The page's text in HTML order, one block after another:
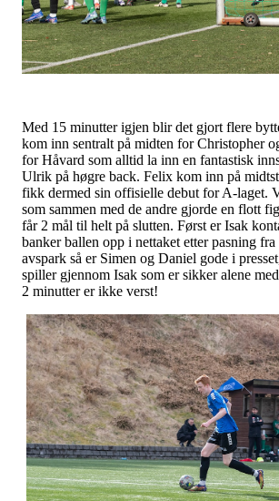
Med 15 minutter igjen blir det gjort flere
kom inn sentralt på midten for Christopher
for Håvard som alltid la inn en fantastisk
Ulrik på høgre back. Felix kom inn på
fikk dermed sin offisielle debut for A-laget.
som sammen med de andre gjorde en flott
får 2 mål til helt på slutten. Først er Isak
banker ballen opp i nettaket etter pasning
avspark så er Simen og Daniel gode i
spiller gjennom Isak som er sikker alene
2 minutter er ikke verst!